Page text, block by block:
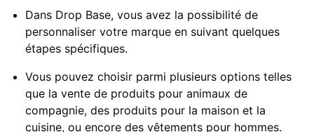
Dans Drop Base, vous avez la possibilité de
personnaliser votre marque en suivant quelques
étapes spécifiques.
Vous pouvez choisir parmi plusieurs options telles
que la vente de produits pour animaux de
compagnie, des produits pour la maison et la
cuisine, ou encore des vêtements pour hommes.